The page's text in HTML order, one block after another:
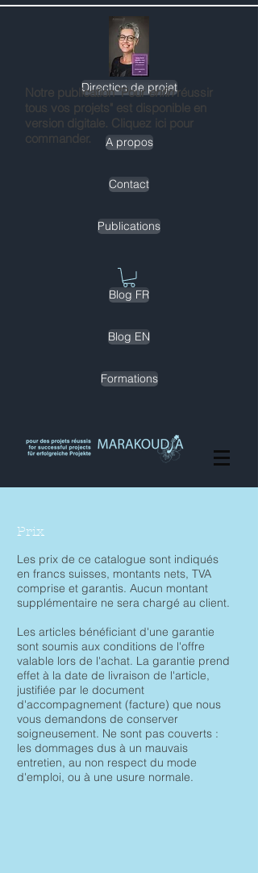
Direction de projet
A propos
Notre publication "Pourenfinréussir
tous vos projets" est disponible en
version digitale. Cliquez ici pour
commander.
Contact
Publications
Blog FR
Blog EN
Formations
Prix
Les prix de ce catalogue sont indiqués
en francs suisses, montants nets, TVA
comprise et garantis. Aucun montant
supplémentaire ne sera chargé au client.
Les articles bénéficiant d'une garantie
sont soumis aux conditions de l'offre
valable lors de l'achat. La garantie prend
effet à la date de livraison de l'article,
justifiée par le document
d'accompagnement (facture) que nous
vous demandons de conserver
soigneusement. Ne sont pas couverts :
les dommages dus à un mauvais
entretien, au non respect du mode
d'emploi, ou à une usure normale.